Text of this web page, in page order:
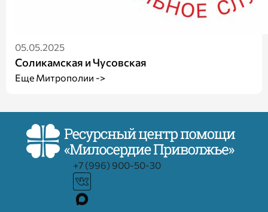
05.05.2025
Соликамская и Чусовская
Еще Митрополии ->
+7 (996) 900-50-30